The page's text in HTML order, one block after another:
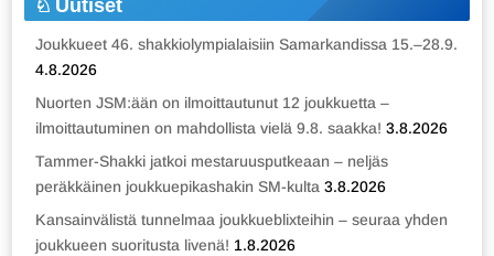
Uutiset
Joukkueet 46. shakkiolympialaisiin Samarkandissa 15.–28.9.
4.8.2026
Nuorten JSM:ään on ilmoittautunut 12 joukkuetta –
ilmoittautuminen on mahdollista vielä 9.8. saakka! 3.8.2026
Tammer-Shakki jatkoi mestaruusputkeaan – neljäs
peräkkäinen joukkuepikashakin SM-kulta 3.8.2026
Kansainvälistä tunnelmaa joukkueblixteihin – seuraa yhden
joukkueen suoritusta livenä! 1.8.2026